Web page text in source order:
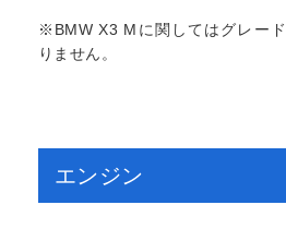
※BMW X3 Mに関してはグレー
りません。
エンジン